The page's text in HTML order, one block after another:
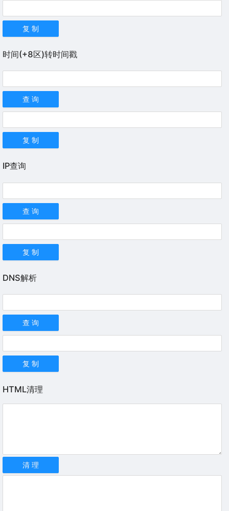
复 制
时间(+8区)转时间戳
查 询
复 制
IP查询
查 询
复 制
DNS解析
查 询
复 制
HTML清理
清 理